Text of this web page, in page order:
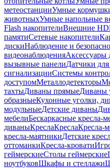
метеостанцииУмные
животныхУмные напольные
Flash накопителиВнешние
памятиСетевые накопители
дискиНаблюдение и
видеонаблюденияАксессуары
вызывные панелиДатчики
сигнализацииСистемы
доступомМеталлодетекторы
тахтыДиваны прямыеДиваны
образныеКухонные уголки,
модульныеДетские диваны
мебелиБескаркасные кресла-
диваныКреслаКреслаКресла-
кресла-маятникиДетские
оттоманкиКресла-кровати
геймерскиеСтолы геймерские
ноутбуковШкафы и стеллажи